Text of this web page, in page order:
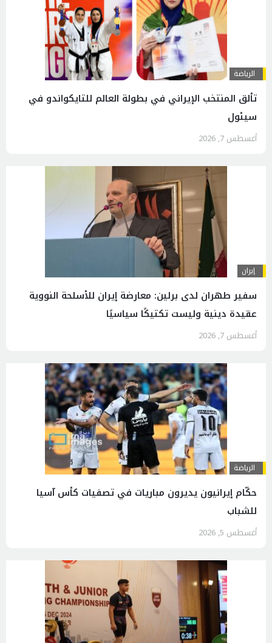
الرياضة
تألق المنتخب الإيراني في بطولة العالم للتايكواندو في
سيئول
أغسطس 7, 2026
إيران
سفير طهران لدى برلين: معارضة إيران للأسلحة النووية
عقيدة دينية وليست تكتيكًا سياسيًا
أغسطس 7, 2026
الرياضة
حكّام إيرانيون يديرون مباريات في تصفيات كأس آسيا
للشباب
أغسطس 5, 2026